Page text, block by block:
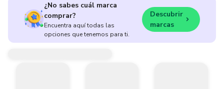
¿No sabes cuál marca
comprar?
Encuentra aquí todas las
opciones que tenemos para ti.
Descubrir
marcas